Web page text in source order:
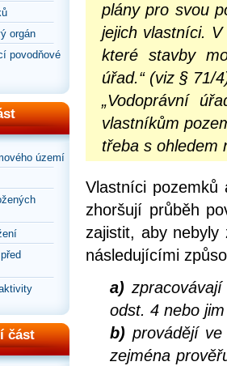
orgán
povodňové
území
část
plány pro svou
jejich vlastníci.
které stavby
úřad.“ (viz § 71/
„Vodoprávní
vlastníkům
třeba s ohledem
Vlastníci
zhoršují průběh
zajistit, aby
následujícími
a)
odst. 4 nebo
b) provádějí
zejména